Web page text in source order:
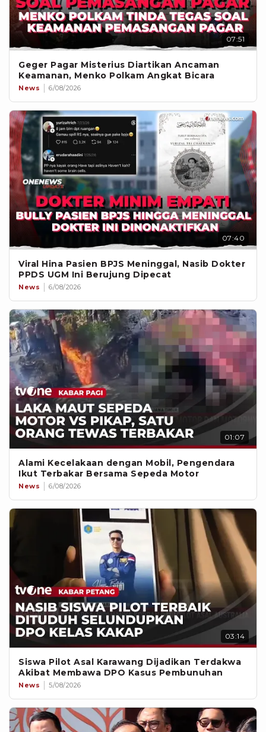
07:51
Geger Pagar Misterius Diartikan Ancaman
Keamanan, Menko Polkam Angkat Bicara
News 6/08/2026
07:40
Viral Hina Pasien BPJS Meninggal, Nasib Dokter
PPDS UGM Ini Berujung Dipecat
News 6/08/2026
01:07
Alami Kecelakaan dengan Mobil, Pengendara
Ikut Terbakar Bersama Sepeda Motor
News 6/08/2026
03:14
Siswa Pilot Asal Karawang Dijadikan Terdakwa
Akibat Membawa DPO Kasus Pembunuhan
News 5/08/2026